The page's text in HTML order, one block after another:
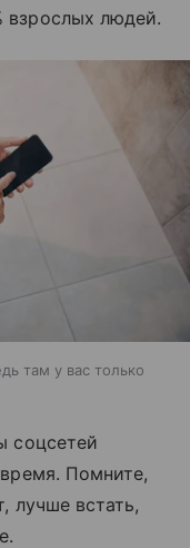
взрослых людей.
там у вас только
соцсетей
Помните,
лучше встать,